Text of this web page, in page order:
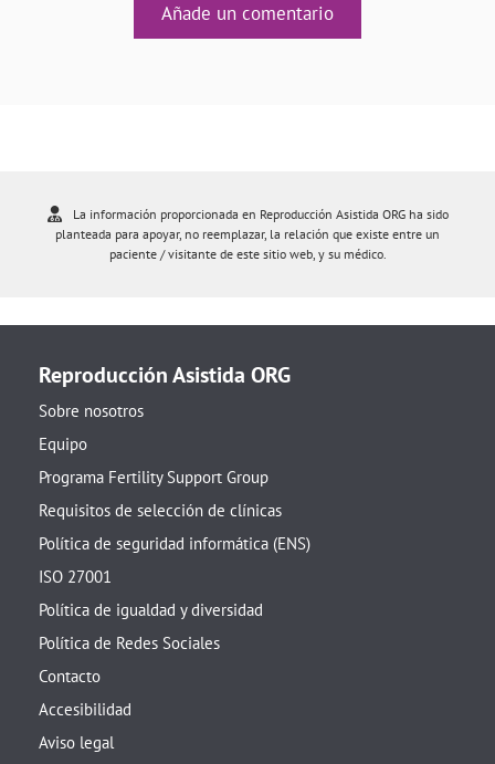
Añade un comentario
La información proporcionada en Reproducción Asistida ORG ha sido
planteada para apoyar, no reemplazar, la relación que existe entre un
paciente / visitante de este sitio web, y su médico.
Reproducción Asistida ORG
Sobre nosotros
Equipo
Programa Fertility Support Group
Requisitos de selección de clínicas
Política de seguridad informática (ENS)
ISO 27001
Política de igualdad y diversidad
Política de Redes Sociales
Contacto
Accesibilidad
Aviso legal